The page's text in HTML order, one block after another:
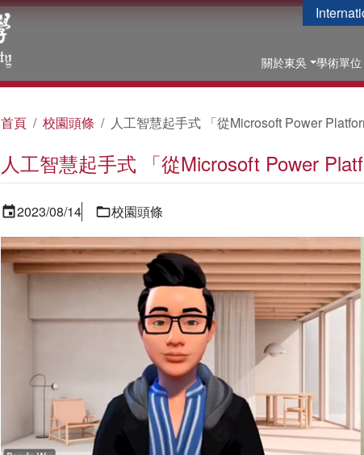
關於東吳 學術單位
首頁 校園頭條 人工智慧起手式 「從Microsoft Power
人工智慧起手式 「從Microsoft Power
2023/08/14 校園頭條